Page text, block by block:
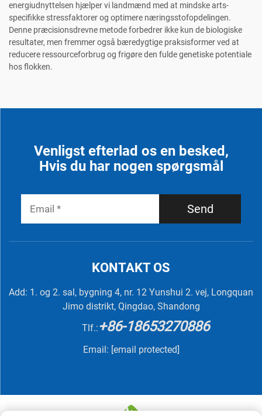
energiudnyttelsen hjælper vi landmænd med at mindske arts-
specifikke stressfaktorer og optimere næringsstofopdelingen.
Denne præcisionsdrevne metode forbedrer ikke kun de biologiske
resultater, men fremmer også bæredygtige praksisformer ved at
reducere ressourceforbrug og frigøre den fulde genetiske potentiale
hos flokken.
Venligst efterlad os en besked,
Hvis du har nogen spørgsmål
Send
KONTAKT OS
Add: 1. og 2. sal, bygning 4, nr. 12 Yunshui 2. vej, Longquan
Jimo distrikt, Qingdao, Shandong
Tlf.:+86-18653270886
Email: [email protected]